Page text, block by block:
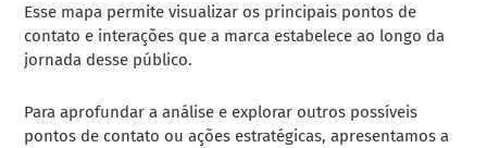
Esse mapa permite visualizar os principais pontos de
contato e interações que a marca estabelece ao longo da
jornada desse público.
Para aprofundar a análise e explorar outros possíveis
pontos de contato ou ações estratégicas, apresentamos a